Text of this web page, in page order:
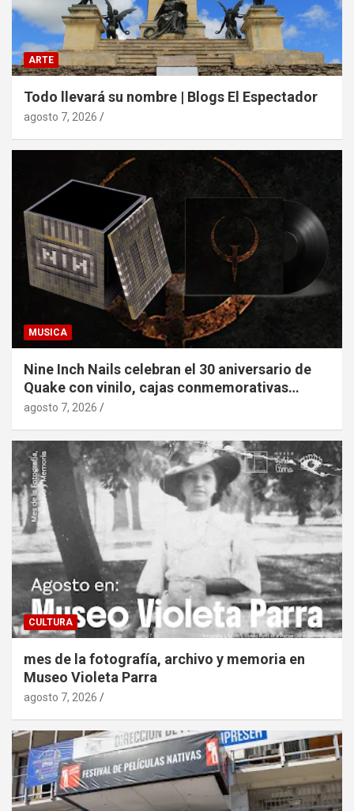
ARTE
Todo llevará su nombre | Blogs El Espectador
agosto 7, 2026
MUSICA
Nine Inch Nails celebran el 30 aniversario de
Quake con vinilo, cajas conmemorativas…
agosto 7, 2026
CULTURA
mes de la fotografía, archivo y memoria en
Museo Violeta Parra
agosto 7, 2026